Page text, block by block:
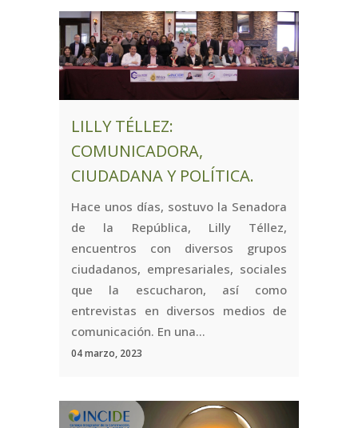
LILLY TÉLLEZ:
COMUNICADORA,
CIUDADANA Y POLÍTICA.
Hace unos días, sostuvo la Senadora
de la República, Lilly Téllez,
encuentros con diversos grupos
ciudadanos, empresariales, sociales
que la escucharon, así como
entrevistas en diversos medios de
comunicación. En una...
04 marzo, 2023